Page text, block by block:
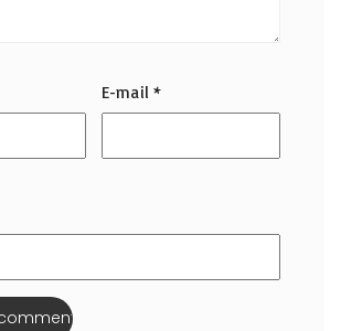
E-mail*